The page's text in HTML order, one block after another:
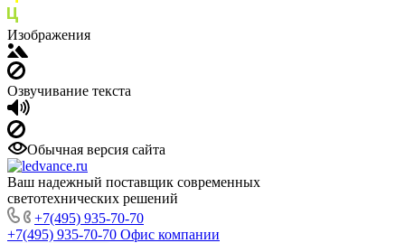
Изображения
Озвучивание текста
Обычная версия сайта
Ваш надежный поставщик современных
светотехнических решений
+7(495) 935-70-70
+7(495) 935-70-70 Офис компании